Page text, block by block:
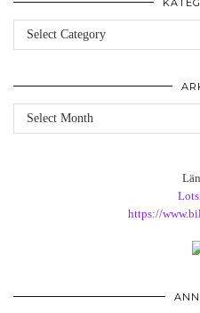
Kategorier
Arkiv
https://